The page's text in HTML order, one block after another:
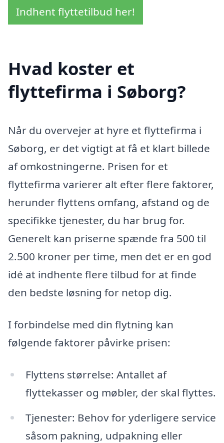
Indhent flyttetilbud her!
Hvad koster et
flyttefirma i Søborg?
Når du overvejer at hyre et flyttefirma i
Søborg, er det vigtigt at få et klart billede
af omkostningerne. Prisen for et
flyttefirma varierer alt efter flere faktorer,
herunder flyttens omfang, afstand og de
specifikke tjenester, du har brug for.
Generelt kan priserne spænde fra 500 til
2.500 kroner per time, men det er en god
idé at indhente flere tilbud for at finde
den bedste løsning for netop dig.
I forbindelse med din flytning kan
følgende faktorer påvirke prisen:
Flyttens størrelse: Antallet af
flyttekasser og møbler, der skal flyttes.
Tjenester: Behov for yderligere service
såsom pakning, udpakning eller